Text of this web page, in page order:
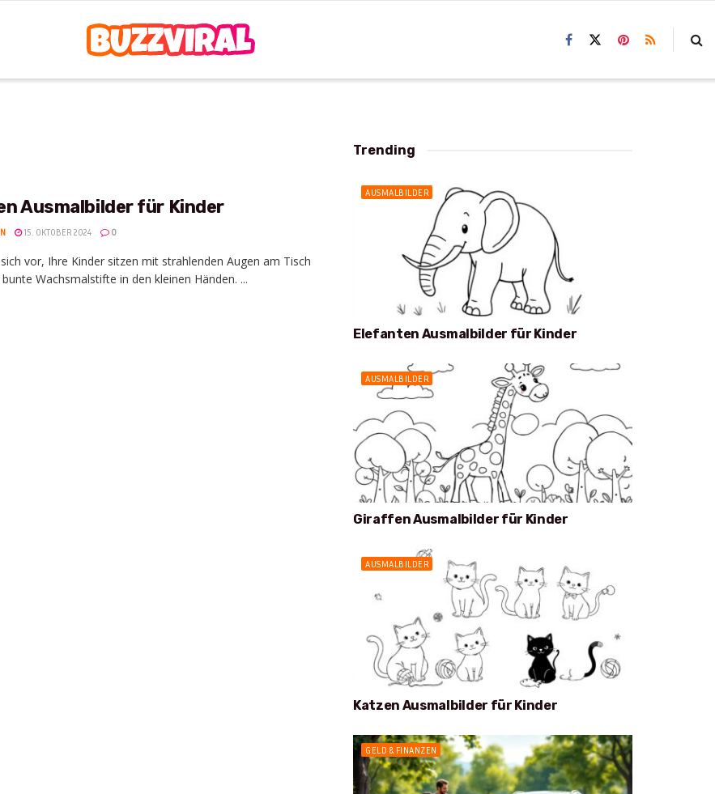
Ausmalbilder für Kinder
15. OKTOBER 2024 0
vor, Ihre Kinder sitzen mit strahlenden Augen am Tisch
Wachsmalstifte in den kleinen Händen. ...
Trending
AUSMALBILDER
Elefanten Ausmalbilder für Kinder
AUSMALBILDER
Giraffen Ausmalbilder für Kinder
AUSMALBILDER
Katzen Ausmalbilder für Kinder
GELD & FINANZEN